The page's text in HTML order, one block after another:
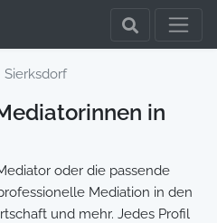
Sierksdorf
in
oder die passende
Mediation in den
und mehr. Jedes Profil